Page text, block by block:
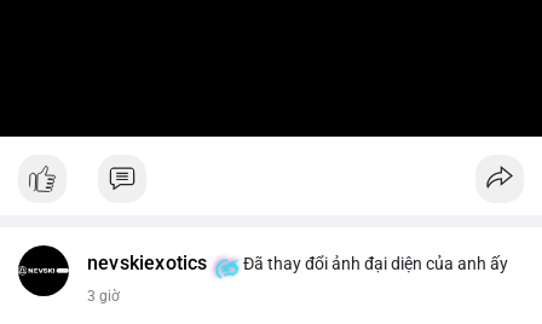
nevskiexotics Đã thay đổi ảnh đại diện của anh ấy
3 giờ